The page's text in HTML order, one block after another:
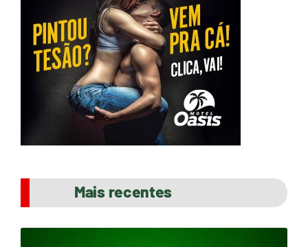
Mais recentes